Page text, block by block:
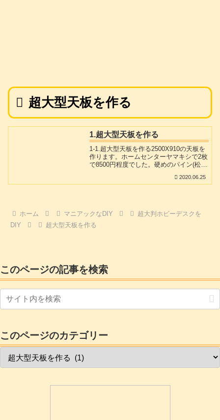
超大型天板を作る
1.超大型天板を作る
1-1.超大型天板を作る2500X910の天板を
作ります。ホームセンターヤマキシで2枚
で8500円程度でした。硬めのパイン(松)
の桐の木と比喩されるファルカタの集成
とコーススレッドで留めて使用します。
板材の切断時は粉じんが飛びますのでフ
ェイスガードをするのがいいです。 安
2020.06.25
ホーム マニアックなDIY
超大判ホビーデスクを
DIY
超大型天板を作る
このページの記事を検索
このページのカテゴリー